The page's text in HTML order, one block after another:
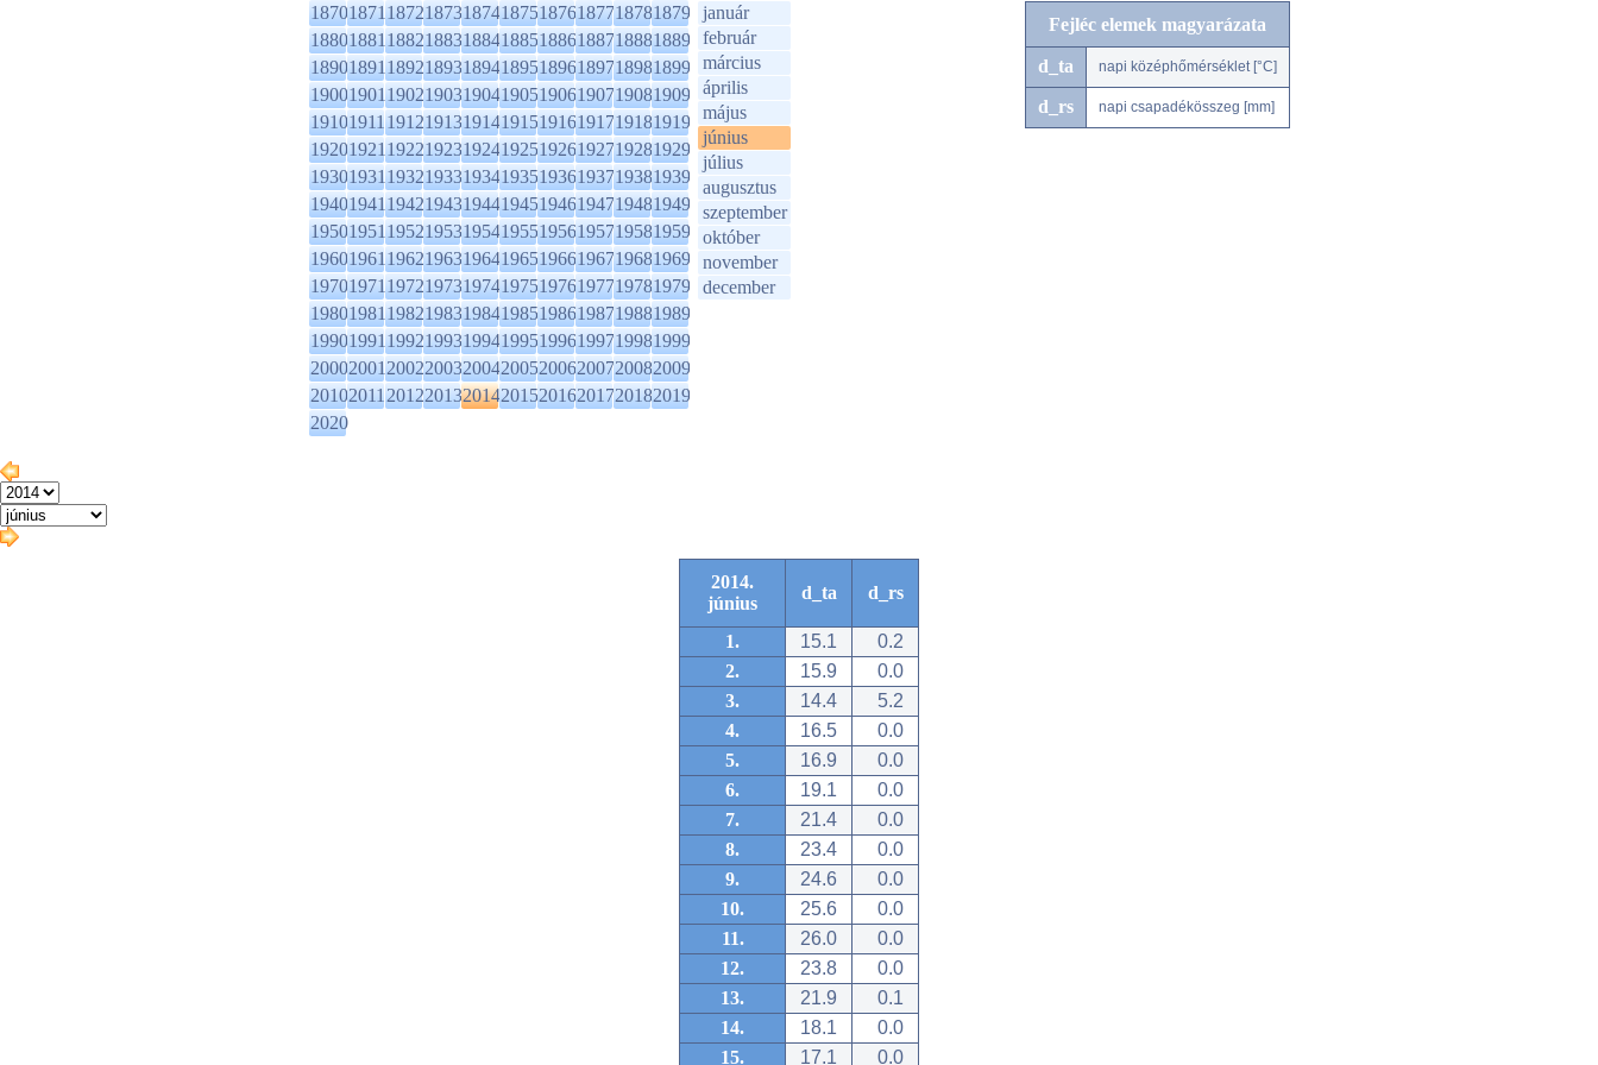
1870187118721873187418751876187718781879
1880188118821883188418851886188718881889
1890189118921893189418951896189718981899
1900190119021903190419051906190719081909
1910191119121913191419151916191719181919
1920192119221923192419251926192719281929
1930193119321933193419351936193719381939
1940194119421943194419451946194719481949
1950195119521953195419551956195719581959
1960196119621963196419651966196719681969
1970197119721973197419751976197719781979
1980198119821983198419851986198719881989
1990199119921993199419951996199719981999
2000200120022003200420052006200720082009
2010201120122013201420152016201720182019
2020
január
február
március
április
május
június
július
augusztus
szeptember
október
november
december
Fejléc elemek magyarázata
d_ta napi középhőmérséklet [°C]
d_rs napi csapadékösszeg [mm]
2014.
június
d_ta d_rs
1. 15.1
0.2
2.
15.9
0.0
3.
14.4
5.2
4.
16.5
0.0
5.
16.9
0.0
6.
19.1
0.0
7.
21.4
0.0
8.
23.4
0.0
9.
24.6
0.0
10.
25.6
0.0
11.
26.0
0.0
12.
23.8
0.0
13.
21.9
0.1
14.
18.1
0.0
15.
17.1 0.0